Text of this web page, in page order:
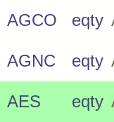
AGCO eqty
AGNC eqty
AES eqty